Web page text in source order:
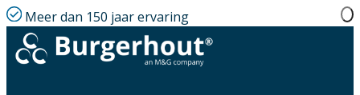
Meer dan 150 jaar ervaring